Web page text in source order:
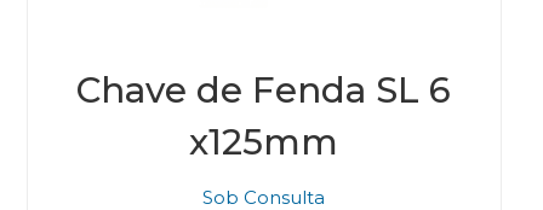
Chave de Fenda SL 6
x125mm
Sob Consulta